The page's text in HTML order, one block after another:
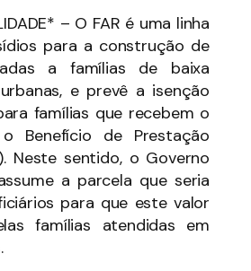
– O FAR é uma linha
para a construção de
a famílias de baixa
e prevê a isenção
famílias que recebem o
Benefício de Prestação
Neste sentido, o Governo
a parcela que seria
para que este valor
famílias atendidas em